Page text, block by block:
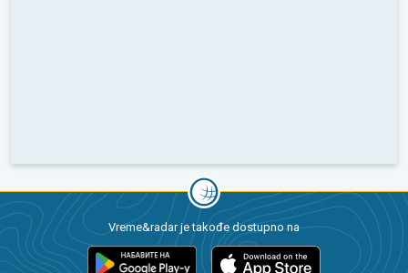
Vreme&radar je takođe dostupno na